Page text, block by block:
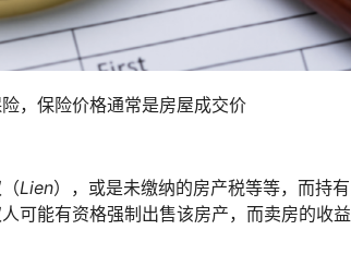
，保险价格通常是房屋成交价
Lien），或是未缴纳的房产税等等，而持有
可能有资格强制出售该房产，而卖房的收益